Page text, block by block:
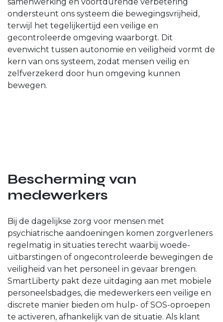
ondersteunt ons systeem die bewegingsvrijheid,
terwijl het tegelijkertijd een veilige en
gecontroleerde omgeving waarborgt. Dit
evenwicht tussen autonomie en veiligheid vormt de
kern van ons systeem, zodat mensen veilig en
zelfverzekerd door hun omgeving kunnen
bewegen.
Bescherming van
medewerkers
Bij de dagelijkse zorg voor mensen met
psychiatrische aandoeningen komen zorgverleners
regelmatig in situaties terecht waarbij woede-
uitbarstingen of ongecontroleerde bewegingen de
veiligheid van het personeel in gevaar brengen.
SmartLiberty pakt deze uitdaging aan met mobiele
personeelsbadges, die medewerkers een veilige en
discrete manier bieden om hulp- of SOS-oproepen
te activeren, afhankelijk van de situatie. Als klant